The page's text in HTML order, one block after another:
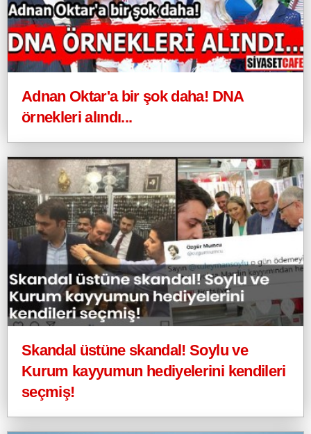
Adnan Oktar'a bir şok daha! DNA
örnekleri alındı...
Skandal üstüne skandal! Soylu ve
Kurum kayyumun hediyelerini kendileri
seçmiş!